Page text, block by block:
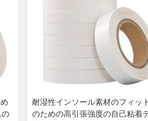
の
耐湿性インソール素材のフィッ
のための高引張強度の自己粘着